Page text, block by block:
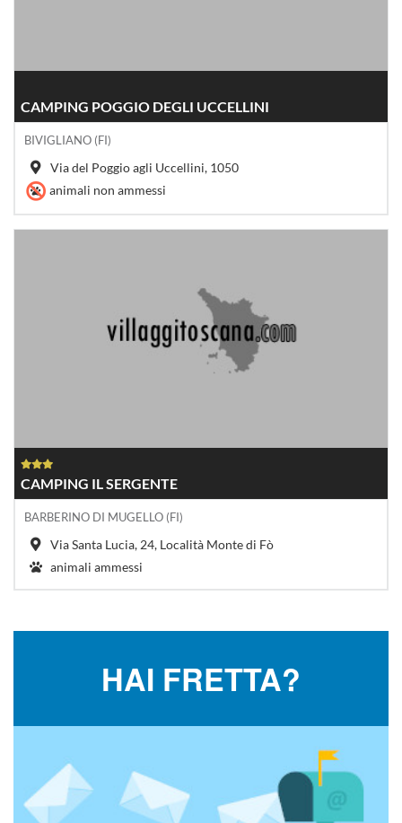
CAMPING POGGIO DEGLI UCCELLINI
BIVIGLIANO (FI)
Via del Poggio agli Uccellini, 1050
animali non ammessi
CAMPING IL SERGENTE
BARBERINO DI MUGELLO (FI)
Via Santa Lucia, 24, Località Monte di Fò
animali ammessi
HAI FRETTA?